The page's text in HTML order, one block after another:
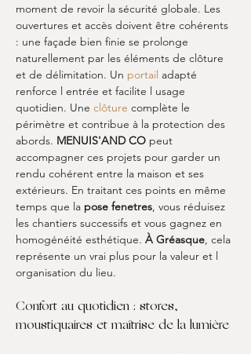
moment de revoir la sécurité globale. Les
ouvertures et accès doivent être cohérents
: une façade bien finie se prolonge
naturellement par les éléments de clôture
et de délimitation. Un portail adapté
renforce l entrée et facilite l usage
quotidien. Une clôture complète le
périmètre et contribue à la protection des
abords. MENUIS'AND CO peut
accompagner ces projets pour garder un
rendu cohérent entre la maison et ses
extérieurs. En traitant ces points en même
temps que la pose fenetres, vous réduisez
les chantiers successifs et vous gagnez en
homogénéité esthétique. À Gréasque, cela
représente un vrai plus pour la valeur et l
organisation du lieu.
Confort au quotidien : stores,
moustiquaires et maîtrise de la lumière